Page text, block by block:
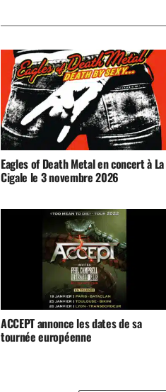
Eagles of Death Metal en concert à La
Cigale le 3 novembre 2026
ACCEPT annonce les dates de sa
tournée européenne